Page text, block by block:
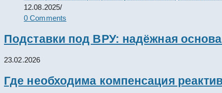
12.08.2025/
0 Comments
Подставки под ВРУ: надёжная
23.02.2026
Где необходима компенсация